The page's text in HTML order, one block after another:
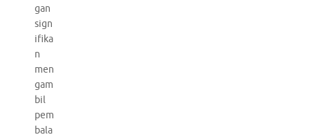
gan
sign
ifika
n
men
gam
bil
pem
bala